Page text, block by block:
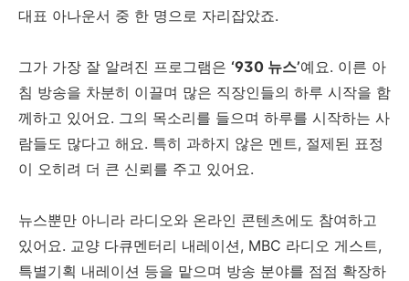
대표 아나운서 중 한 명으로 자리잡았죠.
그가 가장 잘 알려진 프로그램은 ‘930 뉴스’예요. 이른 아
침 방송을 차분히 이끌며 많은 직장인들의 하루 시작을 함
께하고 있어요. 그의 목소리를 들으며 하루를 시작하는 사
람들도 많다고 해요. 특히 과하지 않은 멘트, 절제된 표정
이 오히려 더 큰 신뢰를 주고 있어요.
뉴스뿐만 아니라 라디오와 온라인 콘텐츠에도 참여하고
있어요. 교양 다큐멘터리 내레이션, MBC 라디오 게스트,
특별기획 내레이션 등을 맡으며 방송 분야를 점점 확장하